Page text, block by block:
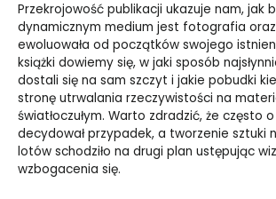
Przekrojowość publikacji ukazuje nam, jak
dynamicznym medium jest fotografia
ewoluowała od początków swojego
książki dowiemy się, w jaki sposób
dostali się na sam szczyt i jakie pobudki
stronę utrwalania rzeczywistości na
światłoczułym. Warto zdradzić, że często
decydował przypadek, a tworzenie sztuki
lotów schodziło na drugi plan ustępując
wzbogacenia się.